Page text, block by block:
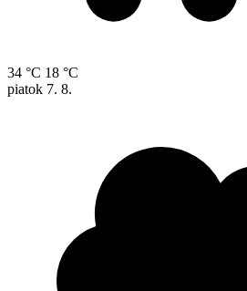
34 °C 18 °C
piatok 7. 8.